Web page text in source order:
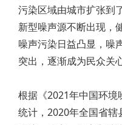
污染区域由城市扩张到
新型噪声源不断出现，
噪声污染日益凸显，噪
突出，逐渐成为民众关
根据《2021年中国环境
统计，2020年全国省